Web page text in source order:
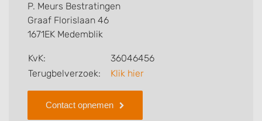
of review achterlaten als u al ervaring heeft met dit
bedrijf.
Zoekt u een ander bedrijf? Bekijk dan andere
hoveniers en bedrijven inMedemblik
P. Meurs Bestratingen
Graaf Florislaan 46
1671EK Medemblik
KvK:
36046456
Terugbelverzoek:
Klik hier
Contact opnemen